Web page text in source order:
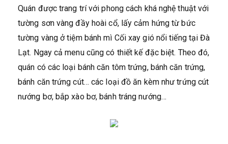
Quán được trang trí với phong cách khá nghệ thuật với
tường sơn vàng đầy hoài cổ, lấy cảm hứng từ bức
tường vàng ở tiệm bánh mì Cối xay gió nổi tiếng tại Đà
Lạt. Ngay cả menu cũng có thiết kế đặc biệt. Theo đó,
quán có các loại bánh căn tôm trứng, bánh căn trứng,
bánh căn trứng cút… các loại đồ ăn kèm như trứng cút
nướng bơ, bắp xào bơ, bánh tráng nướng…